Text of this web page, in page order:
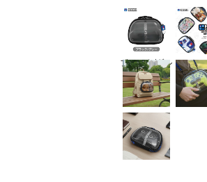
ブラック/グレ
ー